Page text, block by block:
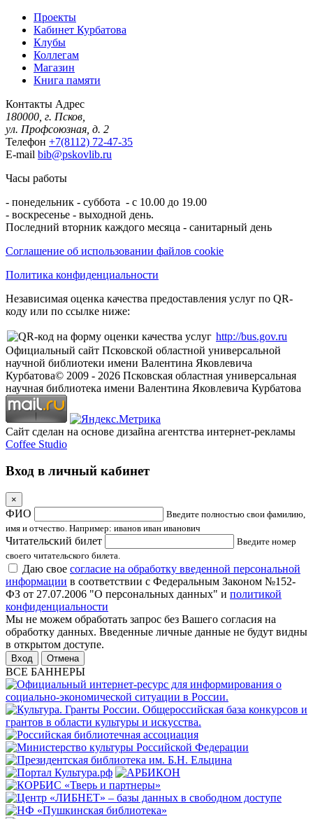
Проекты
Кабинет Курбатова
Клубы
Коллегам
Магазин
Книга памяти
Контакты Адрес
180000, г. Псков,
ул. Профсоюзная, д. 2
Телефон +7(8112) 72-47-35
E-mail bib@pskovlib.ru
Часы работы
- понедельник - суббота - с 10.00 до 19.00
- воскресенье - выходной день.
Последний вторник каждого месяца - санитарный день
Соглашение об использовании файлов cookie
Политика конфиденциальности
Независимая оценка качества предоставления услуг по QR-
коду или по ссылке ниже:
http://bus.gov.ru
Официальный сайт Псковской областной универсальной
научной библиотеки имени Валентина Яковлевича
Курбатова© 2009 - 2026 Псковская областная универсальная
научная библиотека имени Валентина Яковлевича Курбатова
Сайт сделан на основе дизайна агентства интернет-рекламы
Coffee Studio
Вход в личный кабинет
×
ФИО
Введите полностью свои фамилию,
имя и отчество. Например: иванов иван иванович
Читательский билет
Введите номер
своего читательского билета.
Даю свое согласие на обработку введенной персональной
информации в соответствии с Федеральным Законом №152-
ФЗ от 27.07.2006 "О персональных данных" и политикой
конфиденциальности
Мы не можем обработать запрос без Вашего согласия на
обработку данных. Введенные личные данные не будут видны
в открытом доступе.
Отмена
ВСЕ БАННЕРЫ